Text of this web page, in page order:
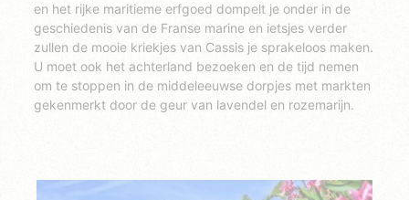
en het rijke maritieme erfgoed dompelt je onder in de
geschiedenis van de Franse marine en ietsjes verder
zullen de mooie kriekjes van Cassis je sprakeloos maken.
U moet ook het achterland bezoeken en de tijd nemen
om te stoppen in de middeleeuwse dorpjes met markten
gekenmerkt door de geur van lavendel en rozemarijn.